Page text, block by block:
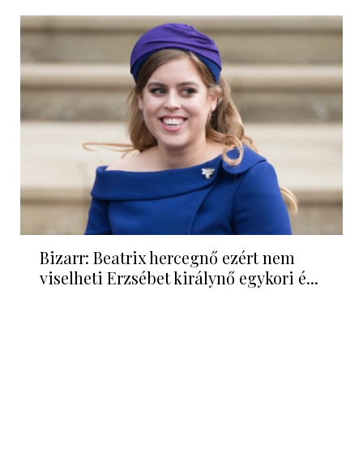
Bizarr: Beatrix hercegnő ezért nem
viselheti Erzsébet királynő egykori é...